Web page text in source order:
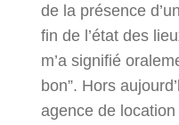
de la présence
fin de l’état des
m’a signifié
bon”. Hors
agence de